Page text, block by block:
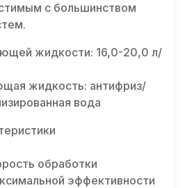
с большинством
жидкости: 16,0-20,0 л/
жидкость: антифриз/
вода
обработки
эффективности